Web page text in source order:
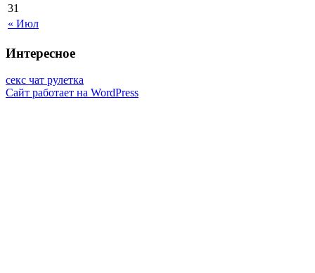
« Июл
31
Интересное
секс чат рулетка
Сайт работает на WordPress